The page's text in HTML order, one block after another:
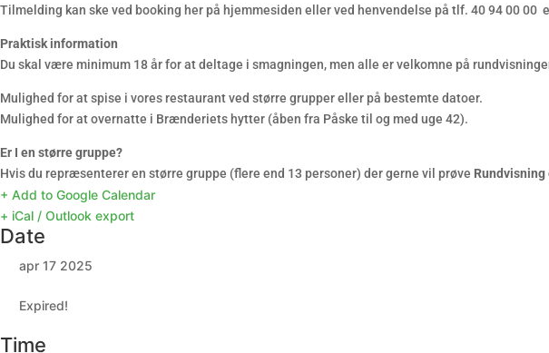
Tilmelding kan ske ved booking her på hjemmesiden eller ved henvendelse på tlf. 40 94 00
Praktisk information
Du skal være minimum 18 år for at deltage i smagningen, men alle er velkomne på
Mulighed for at spise i vores restaurant ved større grupper eller på bestemte datoer.
Mulighed for at overnatte i Brænderiets hytter (åben fra Påske til og med uge 42).
Er I en større gruppe?
Hvis du repræsenterer en større gruppe (flere end 13 personer) der gerne vil prøve Rundvisning
+ Add to Google Calendar
+ iCal / Outlook export
Date
apr 17 2025
Expired!
Time